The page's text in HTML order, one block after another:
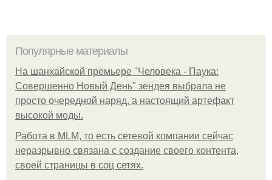
Популярные материалы
На шанхайской премьере "Человека - Паука:
Совершенно Новый День" зендея выбрала не
просто очередной наряд, а настоящий артефакт
высокой моды.
Работа в MLM, то есть сетевой компании сейчас
неразрывно связана с создание своего контента,
своей страницы в соц сетях.